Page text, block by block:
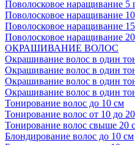
Поволосковое наращивание 5
Поволосковое наращивание
Поволосковое наращивание
Поволосковое наращивание
ОКРАШИВАНИЕ ВОЛОС
Окрашивание волос в один
Окрашивание волос в один
Окрашивание волос в один
Окрашивание волос в один
Тонирование волос до 10 см
Тонирование волос от 10 до
Тонирование волос свыше 20
Блондирование волос до 10 см